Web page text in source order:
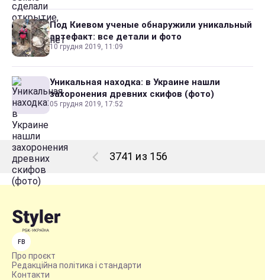
Под Киевом ученые обнаружили уникальный
артефакт: все детали и фото
10 грудня 2019, 11:09
Уникальная находка: в Украине нашли
захоронения древних скифов (фото)
05 грудня 2019, 17:52
3741 из 156
FB
Про проєкт
Редакційна політика і стандарти
Контакти